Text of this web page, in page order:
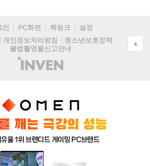
PC화면 퀵링크
설정
개인정보처리방침
청소년보호정책
불법촬영물신고안내
(주)
인
▲